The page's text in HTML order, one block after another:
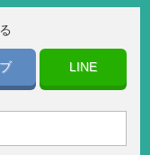
LINE